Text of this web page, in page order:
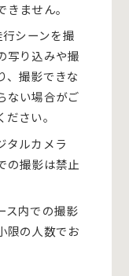
ません。
シーンを撮
写り込みや撮
、撮影できな
ない場合がご
さい。
タルカメラ
の撮影は禁止
ス内での撮影
限の人数でお